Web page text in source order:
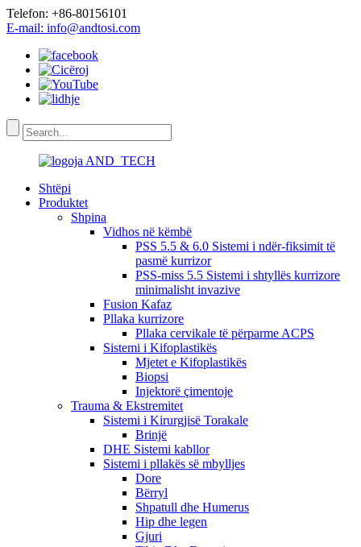
Telefon: +86-80156101
E-mail: info@andtosi.com
Shtëpi
Produktet
Shpina
Vidhos në këmbë
PSS 5.5 & 6.0 Sistemi i ndër-fiksimit të
pasmë kurrizor
PSS-miss 5.5 Sistemi i shtyllës kurrizore
minimalisht invazive
Fusion Kafaz
Pllaka kurrizore
Pllaka cervikale të përparme ACPS
Sistemi i Kifoplastikës
Mjetet e Kifoplastikës
Biopsi
Injektorë çimentoje
Trauma & Ekstremitet
Sistemi i Kirurgjisë Torakale
Brinjë
DHE Sistemi kabllor
Sistemi i pllakës së mbylljes
Dore
Bërryl
Shpatull dhe Humerus
Hip dhe legen
Gjuri